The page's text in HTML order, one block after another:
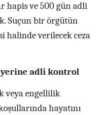
hapis ve 500 gün adli
Suçun bir örgütün
halinde verilecek ceza
adli kontrol
veya engellilik
hayatını